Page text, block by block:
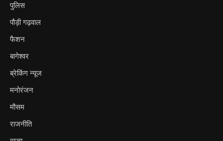
पुलिस
पौड़ी गढ़वाल
फैशन
बागेश्वर
ब्रेकिंग न्यूज
मनोरंजन
मौसम
राजनीति